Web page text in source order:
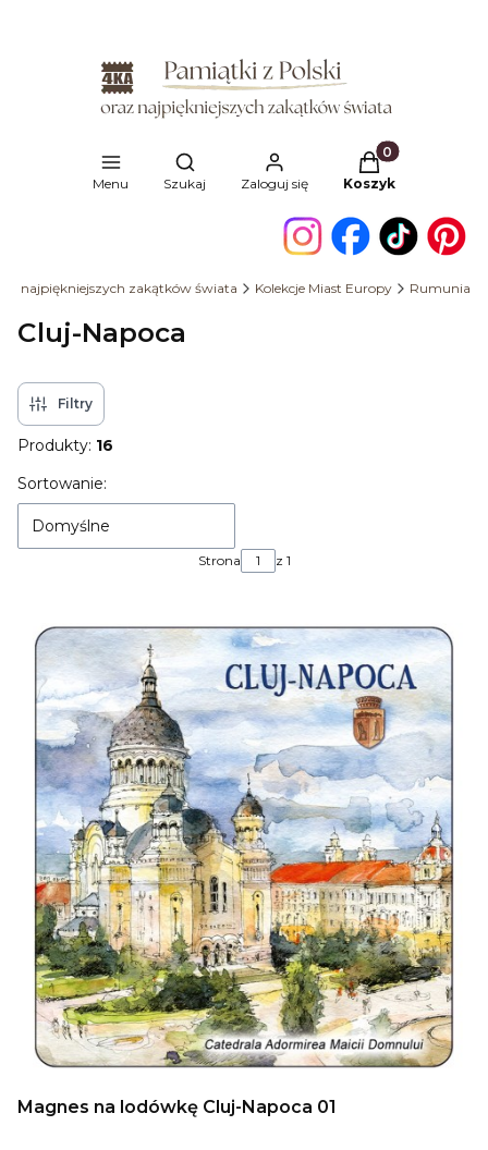
Menu
Otwórz wyszukiwarkę
Szukaj Zaloguj się
Produkty w
Koszyk
najpiękniejszych zakątków świata Kolekcje Miast Europy Rumunia
Cluj-Napoca
Filtry
Produkty: 16
Lista produktów
Sortowanie:
Domyślne
Strona z 1
Magnes na lodówkę Cluj-Napoca 01